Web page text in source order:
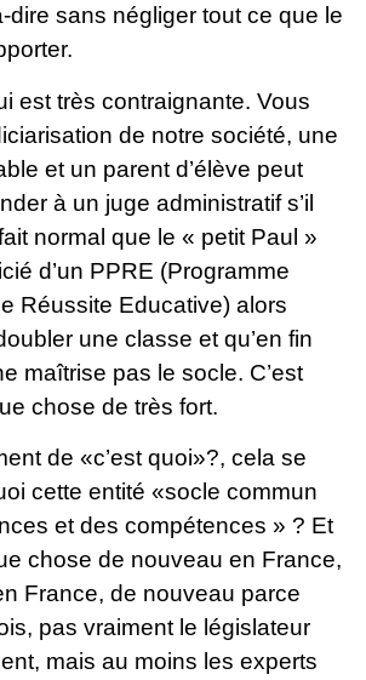
dire sans négliger tout ce que le
est très contraignante. Vous
de notre société, une
et un parent d’élève peut
à un juge administratif s’il
normal que le « petit Paul »
d’un PPRE (Programme
Réussite Educative) alors
une classe et qu’en fin
maîtrise pas le socle. C’est
chose de très fort.
de «c’est quoi»?, cela se
cette entité «socle commun
et des compétences » ? Et
chose de nouveau en France,
France, de nouveau parce
pas vraiment le législateur
mais au moins les experts